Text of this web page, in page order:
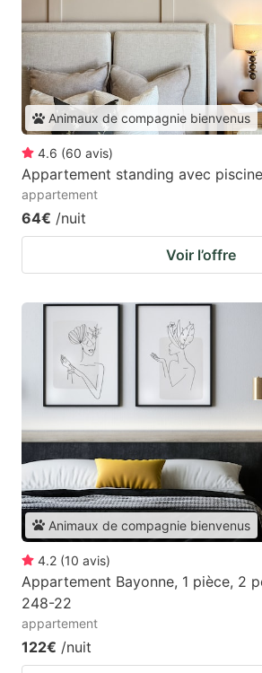
Animaux de compagnie bienvenus
4.6 (60 avis)
Appartement standing avec piscine
appartement
64€ /nuit
Voir l’offre
Animaux de compagnie bienvenus
4.2 (10 avis)
Appartement Bayonne, 1 pièce, 2
248-22
appartement
122€ /nuit